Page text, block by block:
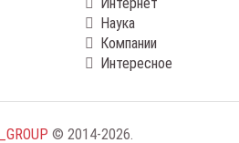
Наука
Компании
Интересное
© 2014-2026.